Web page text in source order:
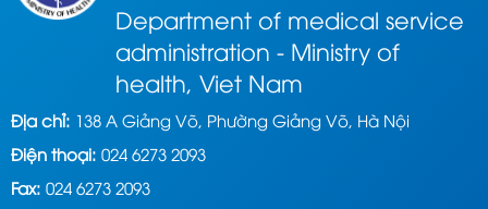
Department of medical service
administration - Ministry of
health, Viet Nam
Địa chỉ: 138 A Giảng Võ, Phường Giảng Võ, Hà Nội
Điện thoại: 024 6273 2093
Fax: 024 6273 2093